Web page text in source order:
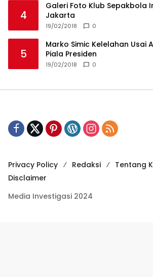
4
Galeri Foto Klub Sepakbola
Jakarta
19/02/2018 0
5
Marko Simic Kelelahan Usai
Piala Presiden
19/02/2018 0
Privacy Policy Redaksi
Tentang
Disclaimer
Media Investigasi 2024